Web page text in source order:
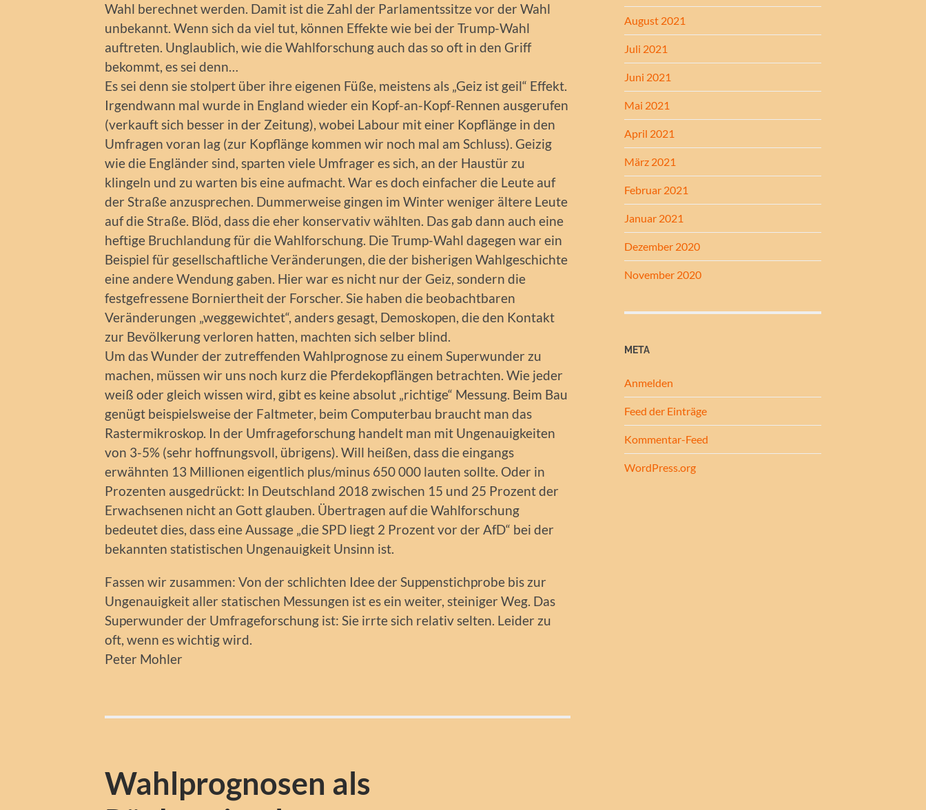
Wahl berechnet werden. Damit ist die Zahl der Parlamentssitze vor der Wahl
unbekannt. Wenn sich da viel tut, können Effekte wie bei der Trump-Wahl
auftreten. Unglaublich, wie die Wahlforschung auch das so oft in den Griff
bekommt, es sei denn…
Es sei denn sie stolpert über ihre eigenen Füße, meistens als „Geiz ist geil“ Effekt.
Irgendwann mal wurde in England wieder ein Kopf-an-Kopf-Rennen ausgerufen
(verkauft sich besser in der Zeitung), wobei Labour mit einer Kopflänge in den
Umfragen voran lag (zur Kopflänge kommen wir noch mal am Schluss). Geizig
wie die Engländer sind, sparten viele Umfrager es sich, an der Haustür zu
klingeln und zu warten bis eine aufmacht. War es doch einfacher die Leute auf
der Straße anzusprechen. Dummerweise gingen im Winter weniger ältere Leute
auf die Straße. Blöd, dass die eher konservativ wählten. Das gab dann auch eine
heftige Bruchlandung für die Wahlforschung. Die Trump-Wahl dagegen war ein
Beispiel für gesellschaftliche Veränderungen, die der bisherigen Wahlgeschichte
eine andere Wendung gaben. Hier war es nicht nur der Geiz, sondern die
festgefressene Borniertheit der Forscher. Sie haben die beobachtbaren
Veränderungen „weggewichtet“, anders gesagt, Demoskopen, die den Kontakt
zur Bevölkerung verloren hatten, machten sich selber blind.
Um das Wunder der zutreffenden Wahlprognose zu einem Superwunder zu
machen, müssen wir uns noch kurz die Pferdekopflängen betrachten. Wie jeder
weiß oder gleich wissen wird, gibt es keine absolut „richtige“ Messung. Beim Bau
genügt beispielsweise der Faltmeter, beim Computerbau braucht man das
Rastermikroskop. In der Umfrageforschung handelt man mit Ungenauigkeiten
von 3-5% (sehr hoffnungsvoll, übrigens). Will heißen, dass die eingangs
erwähnten 13 Millionen eigentlich plus/minus 650 000 lauten sollte. Oder in
Prozenten ausgedrückt: In Deutschland 2018 zwischen 15 und 25 Prozent der
Erwachsenen nicht an Gott glauben. Übertragen auf die Wahlforschung
bedeutet dies, dass eine Aussage „die SPD liegt 2 Prozent vor der AfD“ bei der
bekannten statistischen Ungenauigkeit Unsinn ist.
Fassen wir zusammen: Von der schlichten Idee der Suppenstichprobe bis zur
Ungenauigkeit aller statischen Messungen ist es ein weiter, steiniger Weg. Das
Superwunder der Umfrageforschung ist: Sie irrte sich relativ selten. Leider zu
oft, wenn es wichtig wird.
Peter Mohler
Wahlprognosen als
August 2021
Juli 2021
Juni 2021
Mai 2021
April 2021
März 2021
Februar 2021
Januar 2021
Dezember 2020
November 2020
META
Anmelden
Feed der Einträge
Kommentar-Feed
WordPress.org